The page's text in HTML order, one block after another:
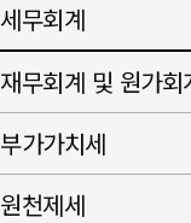
세무회계
재무회계 및 원가회
부가가치세
원천제세